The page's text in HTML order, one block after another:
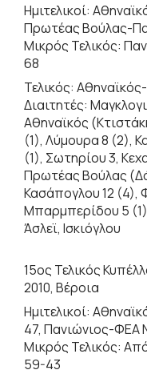
Ημιτελικοί:
Πρωτέας Βούλας-
Μικρός Τελικός:
68
Τελικός:
Διαιτητές:
Αθηναϊκός
(1), Λύμουρα 8 (2),
(1), Σωτηρίου 3,
Πρωτέας Βούλας
Κασάπογλου 12 (4),
Μπαρμπερίδου 5
Άσλεϊ, Ισκιόγλου
15ος Τελικός
2010, Βέροια
Ημιτελικοί:
47, Πανιώνιος-
Μικρός Τελικός:
59-43